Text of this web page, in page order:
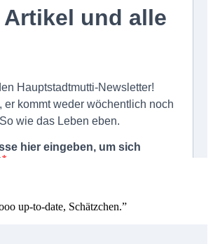
up-to-date, Schätzchen.”